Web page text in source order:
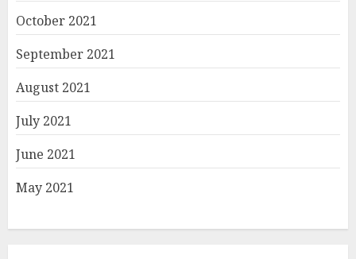
October 2021
September 2021
August 2021
July 2021
June 2021
May 2021